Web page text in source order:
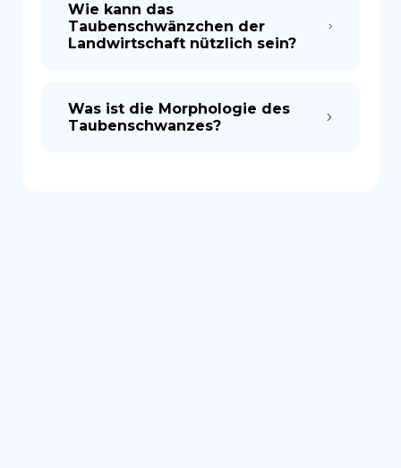
Wie kann das
Taubenschwänzchen der
Landwirtschaft nützlich sein?
Was ist die Morphologie des
Taubenschwanzes?